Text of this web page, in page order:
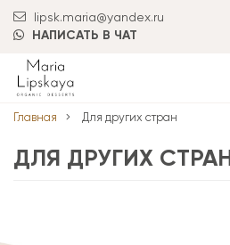
lipsk.maria@yandex.ru
НАПИСАТЬ В ЧАТ
Главная Для других стран
ДЛЯ ДРУГИХ СТРАН